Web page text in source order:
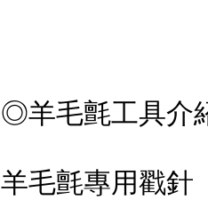
◎羊毛氈工具介
羊毛氈專用戳針